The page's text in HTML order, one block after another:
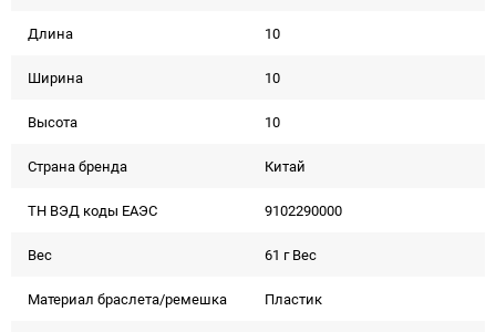
Длина 10
Ширина 10
Высота 10
Страна бренда Китай
ТН ВЭД коды ЕАЭС 9102290000
Вес 61 г Вес
Материал браслета/ремешка Пластик